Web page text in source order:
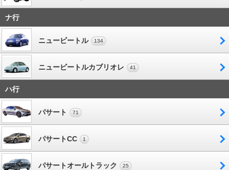
ナ行
ニュービートル 134
ニュービートルカブリオレ 41
ハ行
パサート 71
パサートCC 1
パサートオールトラック 25